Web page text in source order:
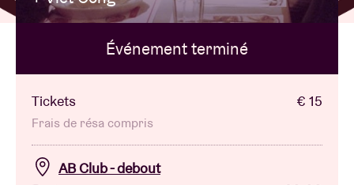
Location de salles
BRDCST
ABtv
Événement terminé
Tickets € 15
Frais de résa compris
AB Club - debout